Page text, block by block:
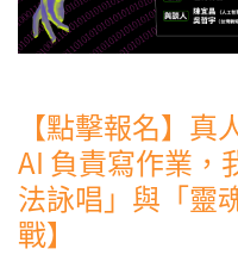
【點擊報名】
AI 負責寫作業，
法詠唱」與「靈
戰】